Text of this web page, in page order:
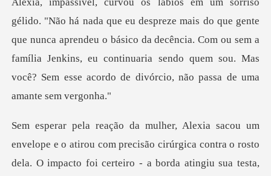
que gente
que nunca aprendeu o básico da decência. Com ou sem a
família Jenkins, eu continuari
om precisão cirúrgica contra o rosto
dela. O impacto foi certeiro - a bo